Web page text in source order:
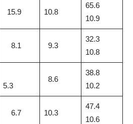
15.9 10.8
65.6
10.9
8.1 9.3
32.3
10.8
5.3
8.6
38.8
10.2
6.7 10.3
47.4
10.6